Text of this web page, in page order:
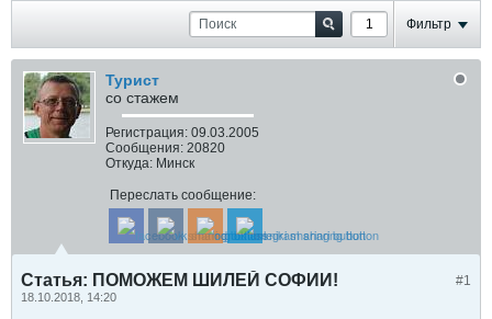
Фильтр
Турист
со стажем
Регистрация: 09.03.2005
Сообщения: 20820
Откуда: Минск
Переслать сообщение:
#1
Статья: ПОМОЖЕМ ШИЛЕЙ СОФИИ!
18.10.2018, 14:20